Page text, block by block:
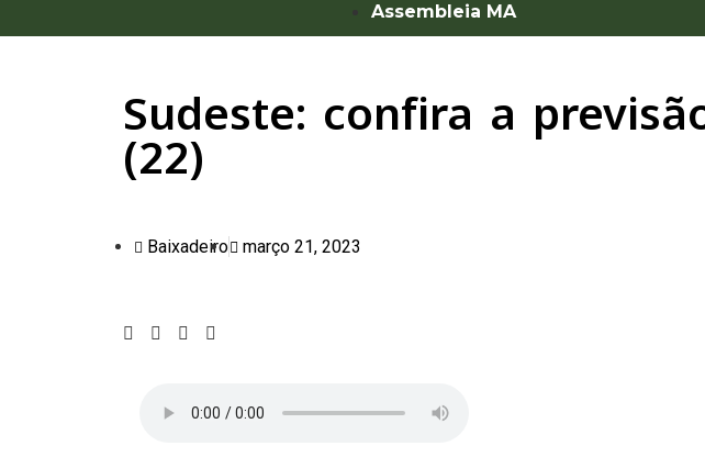
Assembleia MA
Sudeste: confira a
(22)
Baixadeiro março 21, 2023